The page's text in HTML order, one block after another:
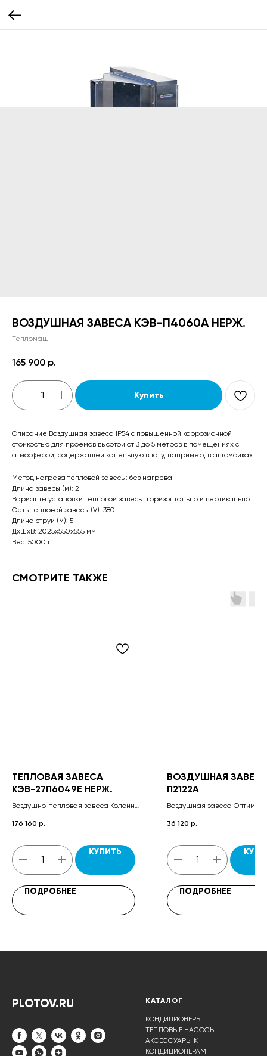
ВОЗДУШНАЯ ЗАВЕСА КЭВ-П4060A НЕРЖ.
Тепломаш
165 900 р.
Купить
Описание Воздушная завеса IP54 с повышенной коррозионной
стойкостью для проемов высотой от 3 до 5 метров в помещениях с
атмосферой, содержащей капельную влагу, например, в автомойках.
Метод нагрева тепловой завесы: без нагрева
Длина завесы (м): 2
Варианты установки тепловой завесы: горизонтально и вертикально
Сеть тепловой завесы (V): 380
Длина струи (м): 5
ДxШxВ: 2025x550x555 мм
Вес: 5000 г
СМОТРИТЕ ТАКЖЕ
ТЕПЛОВАЯ ЗАВЕСА
КЭВ-27П6049E НЕРЖ.
Воздушно-тепловая завеса Колонна
кабель управления 7x0,5, паспорт.
176 160 р.
КУПИТЬ
ПОДРОБНЕЕ
ВОЗДУШНАЯ
П2122А
Воздушная завеса Оптима,
36 120 р.
ПОДРОБНЕЕ
PLOTOV.RU КАТАЛОГ
КОНДИЦИОНЕРЫ
ТЕПЛОВЫЕ НАСОСЫ
АКСЕССУАРЫ К
КОНДИЦИОНЕРАМ